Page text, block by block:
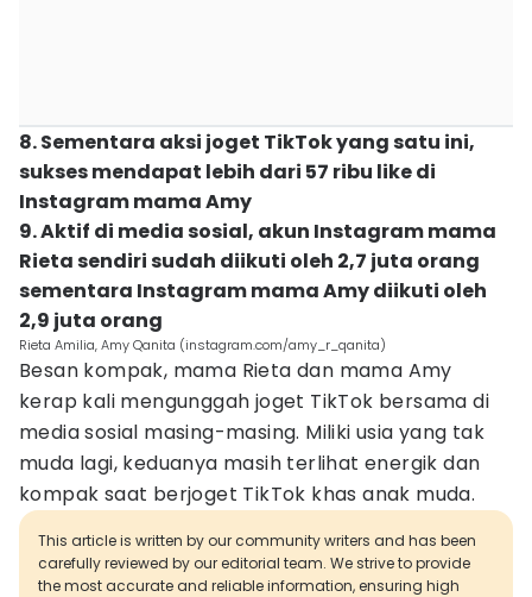
8. Sementara aksi joget TikTok yang satu ini,
sukses mendapat lebih dari 57 ribu like di
Instagram mama Amy
9. Aktif di media sosial, akun Instagram mama
Rieta sendiri sudah diikuti oleh 2,7 juta orang
sementara Instagram mama Amy diikuti oleh
2,9 juta orang
Rieta Amilia, Amy Qanita (instagram.com/amy_r_qanita)
Besan kompak, mama Rieta dan mama Amy
kerap kali mengunggah joget TikTok bersama di
media sosial masing-masing. Miliki usia yang tak
muda lagi, keduanya masih terlihat energik dan
kompak saat berjoget TikTok khas anak muda.
This article is written by our community writers and has been
carefully reviewed by our editorial team. We strive to provide
the most accurate and reliable information, ensuring high